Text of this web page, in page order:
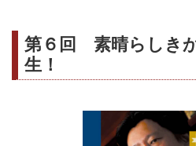
第６回 素晴らしき
生！